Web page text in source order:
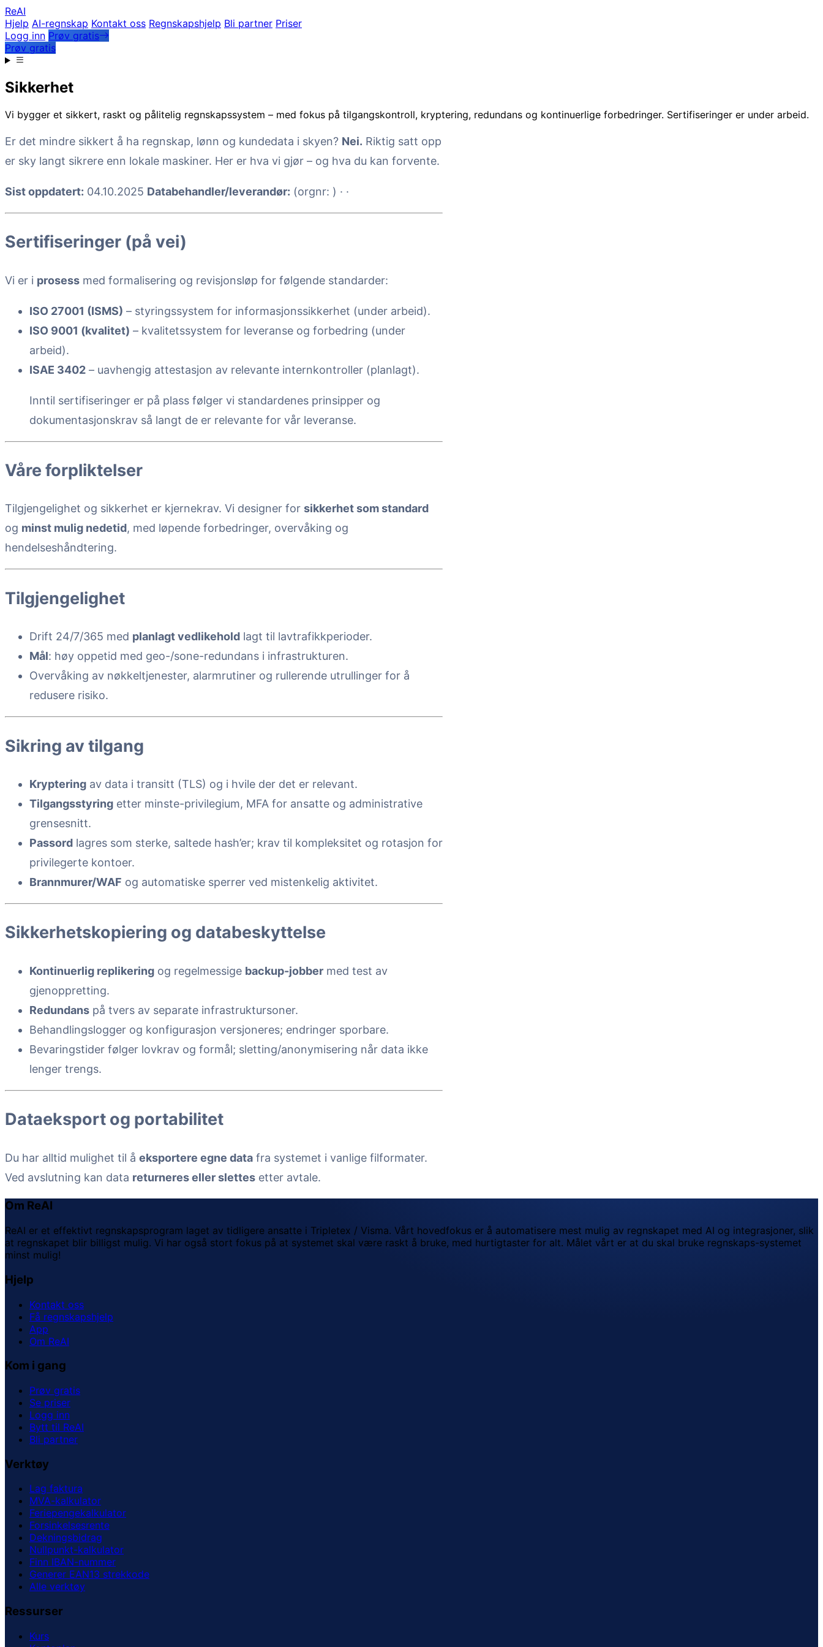
ReAI
Hjelp AI-regnskap Kontakt oss Regnskapshjelp Bli partner Priser
Logg inn Prøv gratis
Prøv gratis
Sikkerhet
Vi bygger et sikkert, raskt og pålitelig regnskapssystem – med fokus på tilgangskontroll, kryptering, redundans og kontinuerlige forbedringer. Sertifiseringer er under arbeid.
Er det mindre sikkert å ha regnskap, lønn og kundedata i skyen? Nei. Riktig satt opp
er sky langt sikrere enn lokale maskiner. Her er hva vi gjør – og hva du kan forvente.
Sist oppdatert: 04.10.2025 Databehandler/leverandør: (orgnr: ) · ·
Sertifiseringer (på vei)
Vi er i prosess med formalisering og revisjonsløp for følgende standarder:
ISO 27001 (ISMS) – styringssystem for informasjonssikkerhet (under arbeid).
ISO 9001 (kvalitet) – kvalitetssystem for leveranse og forbedring (under
arbeid).
ISAE 3402 – uavhengig attestasjon av relevante internkontroller (planlagt).
Inntil sertifiseringer er på plass følger vi standardenes prinsipper og
dokumentasjonskrav så langt de er relevante for vår leveranse.
Våre forpliktelser
Tilgjengelighet og sikkerhet er kjernekrav. Vi designer for sikkerhet som standard
og minst mulig nedetid, med løpende forbedringer, overvåking og
hendelseshåndtering.
Tilgjengelighet
Drift 24/7/365 med planlagt vedlikehold lagt til lavtrafikkperioder.
Mål: høy oppetid med geo-/sone-redundans i infrastrukturen.
Overvåking av nøkkeltjenester, alarmrutiner og rullerende utrullinger for å
redusere risiko.
Sikring av tilgang
Kryptering av data i transitt (TLS) og i hvile der det er relevant.
Tilgangsstyring etter minste-privilegium, MFA for ansatte og administrative
grensesnitt.
Passord lagres som sterke, saltede hash’er; krav til kompleksitet og rotasjon for
privilegerte kontoer.
Brannmurer/WAF og automatiske sperrer ved mistenkelig aktivitet.
Sikkerhetskopiering og databeskyttelse
Kontinuerlig replikering og regelmessige backup-jobber med test av
gjenoppretting.
Redundans på tvers av separate infrastruktursoner.
Behandlingslogger og konfigurasjon versjoneres; endringer sporbare.
Bevaringstider følger lovkrav og formål; sletting/anonymisering når data ikke
lenger trengs.
Dataeksport og portabilitet
Du har alltid mulighet til å eksportere egne data fra systemet i vanlige filformater.
Ved avslutning kan data returneres eller slettes etter avtale.
Om ReAI
ReAI er et effektivt regnskapsprogram laget av tidligere ansatte i Tripletex / Visma. Vårt hovedfokus er å automatisere mest mulig av regnskapet med AI og integrasjoner, slik
at regnskapet blir billigst mulig. Vi har også stort fokus på at systemet skal være raskt å bruke, med hurtigtaster for alt. Målet vårt er at du skal bruke regnskaps-systemet
minst mulig!
Hjelp
Kontakt oss
Få regnskapshjelp
App
Om ReAI
Kom i gang
Prøv gratis
Se priser
Logg inn
Bytt til ReAI
Bli partner
Verktøy
Lag faktura
MVA-kalkulator
Feriepengekalkulator
Forsinkelsesrente
Dekningsbidrag
Nullpunkt-kalkulator
Finn IBAN-nummer
Generer EAN13 strekkode
Alle verktøy
Ressurser
Kurs